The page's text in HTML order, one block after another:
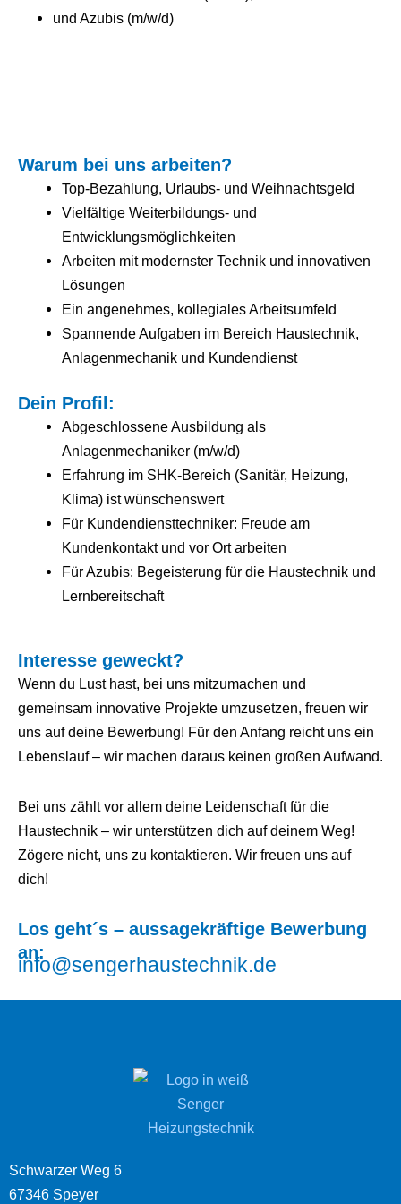
und Azubis (m/w/d)
Warum bei uns arbeiten?
Top-Bezahlung, Urlaubs- und Weihnachtsgeld
Vielfältige Weiterbildungs- und
Entwicklungsmöglichkeiten
Arbeiten mit modernster Technik und innovativen
Lösungen
Ein angenehmes, kollegiales Arbeitsumfeld
Spannende Aufgaben im Bereich Haustechnik,
Anlagenmechanik und Kundendienst
Dein Profil:
Abgeschlossene Ausbildung als
Anlagenmechaniker (m/w/d)
Erfahrung im SHK-Bereich (Sanitär, Heizung,
Klima) ist wünschenswert
Für Kundendiensttechniker: Freude am
Kundenkontakt und vor Ort arbeiten
Für Azubis: Begeisterung für die Haustechnik und
Lernbereitschaft
Interesse geweckt?
Wenn du Lust hast, bei uns mitzumachen und
gemeinsam innovative Projekte umzusetzen, freuen wir
uns auf deine Bewerbung! Für den Anfang reicht uns ein
Lebenslauf – wir machen daraus keinen großen Aufwand.
Bei uns zählt vor allem deine Leidenschaft für die
Haustechnik – wir unterstützen dich auf deinem Weg!
Zögere nicht, uns zu kontaktieren. Wir freuen uns auf
dich!
Los geht´s – aussagekräftige Bewerbung
an:
info@sengerhaustechnik.de
Schwarzer Weg 6
67346 Speyer